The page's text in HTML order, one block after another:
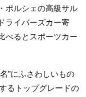
ポルシェの高級サル
ライバーズカー寄
べるとスポーツカー
”にふさわしいもの
るトップグレードの